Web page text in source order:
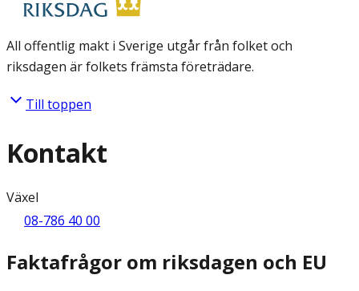
All offentlig makt i Sverige utgår från folket och
riksdagen är folkets främsta företrädare.
Till toppen
Kontakt
Växel
08-786 40 00
Faktafrågor om riksdagen och EU